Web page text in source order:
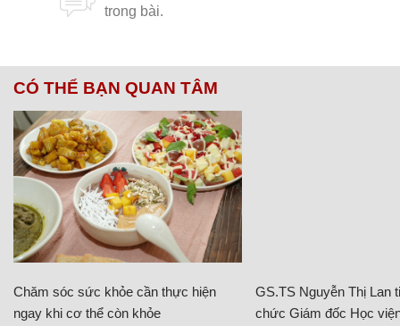
CÓ THỂ BẠN QUAN TÂM
Chăm sóc sức khỏe cần thực hiện
ngay khi cơ thể còn khỏe
GS.TS Nguyễn Thị Lan
chức Giám đốc Học